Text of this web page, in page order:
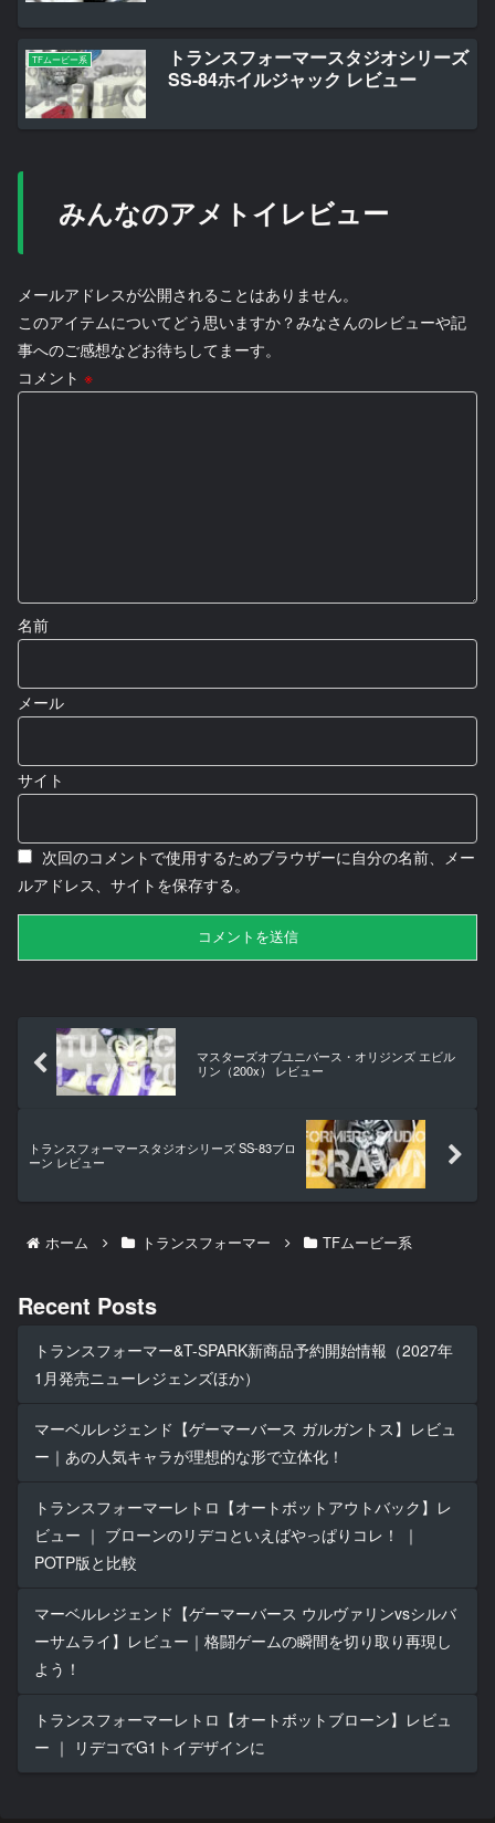
TFムービー系
トランスフォーマースタジオシリーズ
SS-84ホイルジャック レビュー
みんなのアメトイレビュー
メールアドレスが公開されることはありません。
このアイテムについてどう思いますか？みなさんのレビューや記
事へのご感想などお待ちしてまーす。
コメント ※
名前
メール
サイト
次回のコメントで使用するためブラウザーに自分の名前、メー
ルアドレス、サイトを保存する。
マスターズオブユニバース・オリジンズ エビル
リン（200x） レビュー
トランスフォーマースタジオシリーズ SS-83ブロ
ーン レビュー
ホーム トランスフォーマー TFムービー系
Recent Posts
トランスフォーマー&T-SPARK新商品予約開始情報（2027年
1月発売ニューレジェンズほか）
マーベルレジェンド【ゲーマーバース ガルガントス】レビュ
ー｜あの人気キャラが理想的な形で立体化！
トランスフォーマーレトロ【オートボットアウトバック】レ
ビュー ｜ ブローンのリデコといえばやっぱりコレ！ ｜
POTP版と比較
マーベルレジェンド【ゲーマーバース ウルヴァリンvsシルバ
ーサムライ】レビュー｜格闘ゲームの瞬間を切り取り再現し
よう！
トランスフォーマーレトロ【オートボットブローン】レビュ
ー ｜ リデコでG1トイデザインに